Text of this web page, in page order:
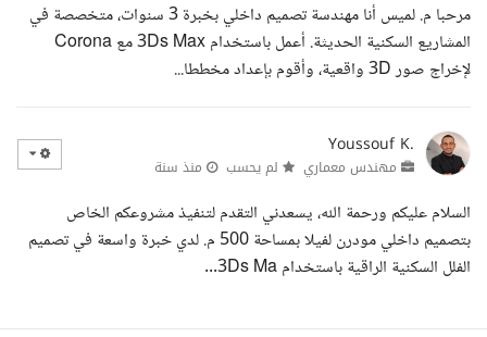
مرحبا م. لميس أنا مهندسة تصميم داخلي بخبرة 3 سنوات، متخصصة في
المشاريع السكنية الحديثة. أعمل باستخدام 3Ds Max مع Corona
لإخراج صور 3D واقعية، وأقوم بإعداد مخططا...
Youssouf K.
مهندس معماري لم يحسب منذ سنة
السلام عليكم ورحمة الله، يسعدني التقدم لتنفيذ مشروعكم الخاص
بتصميم داخلي مودرن لفيلا بمساحة 500 م. لدي خبرة واسعة في تصميم
الفلل السكنية الراقية باستخدام 3Ds Ma...